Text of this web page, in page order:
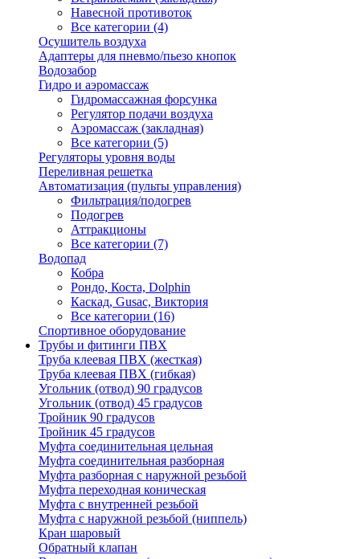
Навесной противоток
Все категории (4)
Осушитель воздуха
Адаптеры для пневмо/пьезо кнопок
Водозабор
Гидро и аэромассаж
Гидромассажная форсунка
Регулятор подачи воздуха
Аэромассаж (закладная)
Все категории (5)
Регуляторы уровня воды
Переливная решетка
Автоматизация (пульты управления)
Фильтрация/подогрев
Подогрев
Аттракционы
Все категории (7)
Водопад
Кобра
Рондо, Коста, Dolphin
Каскад, Gusac, Виктория
Все категории (16)
Спортивное оборудование
Трубы и фитинги ПВХ
Труба клеевая ПВХ (жесткая)
Труба клеевая ПВХ (гибкая)
Угольник (отвод) 90 градусов
Угольник (отвод) 45 градусов
Тройник 90 градусов
Тройник 45 градусов
Муфта соединительная цельная
Муфта соединительная разборная
Муфта разборная с наружной резьбой
Муфта переходная коническая
Муфта с внутренней резьбой
Муфта с наружной резьбой (ниппель)
Кран шаровый
Обратный клапан